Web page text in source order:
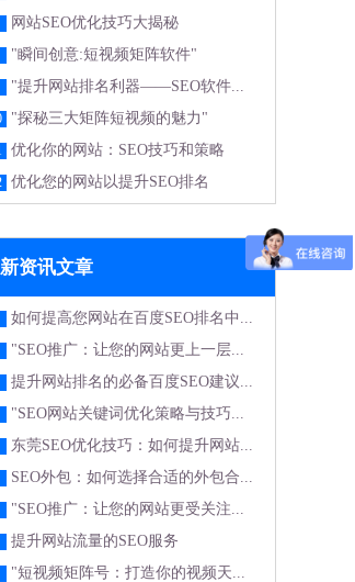
网站SEO优化技巧大揭秘
"瞬间创意:短视频矩阵软件"
"提升网站排名利器——SEO软件...
"探秘三大矩阵短视频的魅力"
优化你的网站：SEO技巧和策略
优化您的网站以提升SEO排名
资讯文章
如何提高您网站在百度SEO排名中...
"SEO推广：让您的网站更上一层...
提升网站排名的必备百度SEO建议...
"SEO网站关键词优化策略与技巧...
东莞SEO优化技巧：如何提升网站...
SEO外包：如何选择合适的外包合...
"SEO推广：让您的网站更受关注...
提升网站流量的SEO服务
"短视频矩阵号：打造你的视频天...